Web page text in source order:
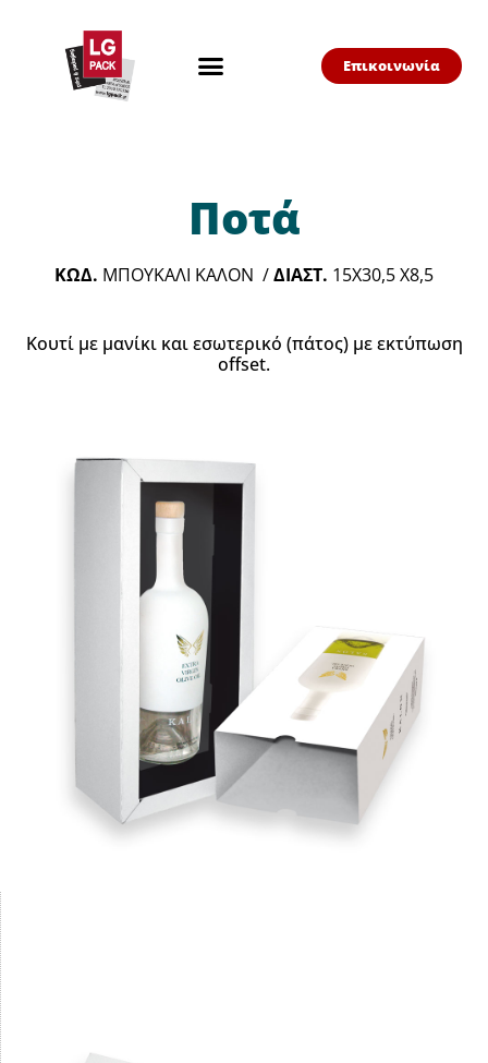
Επικοινωνία
Ποτά
ΚΩΔ. ΜΠΟΥΚΑΛΙ ΚΑΛΟΝ /ΔΙΑΣΤ. 15X30,5 X8,5
Κουτί με μανίκι και εσωτερικό (πάτος) με εκτύπωση
offset.